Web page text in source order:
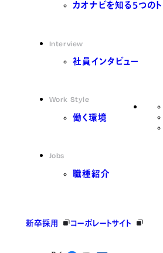
カオナビを知る5つのト
Interview
社員インタビュー
Work Style
働く環境
Jobs
職種紹介
新卒採用 コーポレートサイト